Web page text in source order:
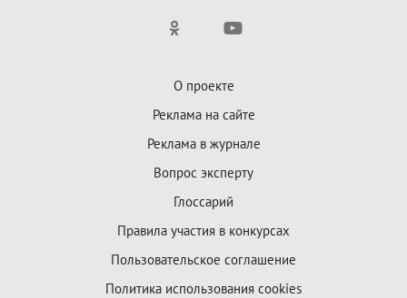
О проекте
Реклама на сайте
Реклама в журнале
Вопрос эксперту
Глоссарий
Правила участия в конкурсах
Пользовательское соглашение
Политика использования cookies